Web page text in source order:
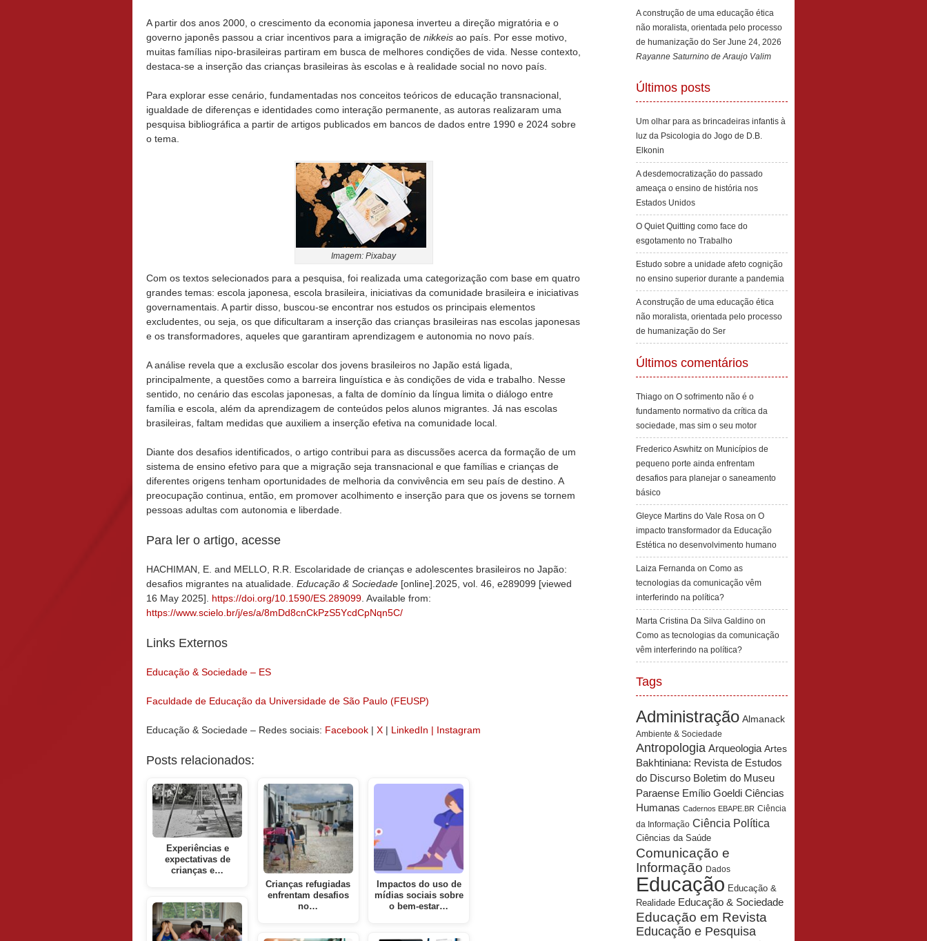
A partir dos anos 2000, o crescimento da economia japonesa inverteu a direção migratória e o
governo japonês passou a criar incentivos para a imigração de nikkeis ao país. Por esse motivo,
muitas famílias nipo-brasileiras partiram em busca de melhores condições de vida. Nesse contexto,
destaca-se a inserção das crianças brasileiras às escolas e à realidade social no novo país.
Para explorar esse cenário, fundamentadas nos conceitos teóricos de educação transnacional,
igualdade de diferenças e identidades como interação permanente, as autoras realizaram uma
pesquisa bibliográfica a partir de artigos publicados em bancos de dados entre 1990 e 2024 sobre
o tema.
Imagem: Pixabay
Com os textos selecionados para a pesquisa, foi realizada uma categorização com base em quatro
grandes temas: escola japonesa, escola brasileira, iniciativas da comunidade brasileira e iniciativas
governamentais. A partir disso, buscou-se encontrar nos estudos os principais elementos
excludentes, ou seja, os que dificultaram a inserção das crianças brasileiras nas escolas japonesas
e os transformadores, aqueles que garantiram aprendizagem e autonomia no novo país.
A análise revela que a exclusão escolar dos jovens brasileiros no Japão está ligada,
principalmente, a questões como a barreira linguística e às condições de vida e trabalho. Nesse
sentido, no cenário das escolas japonesas, a falta de domínio da língua limita o diálogo entre
família e escola, além da aprendizagem de conteúdos pelos alunos migrantes. Já nas escolas
brasileiras, faltam medidas que auxiliem a inserção efetiva na comunidade local.
Diante dos desafios identificados, o artigo contribui para as discussões acerca da formação de um
sistema de ensino efetivo para que a migração seja transnacional e que famílias e crianças de
diferentes origens tenham oportunidades de melhoria da convivência em seu país de destino. A
preocupação continua, então, em promover acolhimento e inserção para que os jovens se tornem
pessoas adultas com autonomia e liberdade.
Para ler o artigo, acesse
HACHIMAN, E. and MELLO, R.R. Escolaridade de crianças e adolescentes brasileiros no Japão:
desafios migrantes na atualidade. Educação & Sociedade [online].2025, vol. 46, e289099 [viewed
16 May 2025]. https://doi.org/10.1590/ES.289099 . Available from:
https://www.scielo.br/j/es/a/8mDd8cnCkPzS5YcdCpNqn5C/
Links Externos
Educação & Sociedade – ES
Faculdade de Educação da Universidade de São Paulo (FEUSP)
Educação & Sociedade – Redes sociais: Facebook | X | LinkedIn | Instagram
Posts relacionados:
Experiências e
expectativas de
crianças e…
Crianças refugiadas
enfrentam desafios
no…
Impactos do uso de
mídias sociais sobre
o bem-estar…
A construção de uma educação ética
não moralista, orientada pelo processo
de humanização do Ser June 24, 2026
Rayanne Saturnino de Araujo Valim
Últimos posts
Um olhar para as brincadeiras infantis à
luz da Psicologia do Jogo de D.B.
Elkonin
A desdemocratização do passado
ameaça o ensino de história nos
Estados Unidos
O Quiet Quitting como face do
esgotamento no Trabalho
Estudo sobre a unidade afeto cognição
no ensino superior durante a pandemia
A construção de uma educação ética
não moralista, orientada pelo processo
de humanização do Ser
Últimos comentários
Thiago on O sofrimento não é o
fundamento normativo da crítica da
sociedade, mas sim o seu motor
Frederico Aswhitz on Municípios de
pequeno porte ainda enfrentam
desafios para planejar o saneamento
básico
Gleyce Martins do Vale Rosa on O
impacto transformador da Educação
Estética no desenvolvimento humano
Laiza Fernanda on Como as
tecnologias da comunicação vêm
interferindo na política?
Marta Cristina Da Silva Galdino on
Como as tecnologias da comunicação
vêm interferindo na política?
Tags
Administração Almanack
Ambiente & Sociedade
Antropologia Arqueologia Artes
Bakhtiniana: Revista de Estudos
do Discurso Boletim do Museu
Paraense Emílio Goeldi Ciências
Humanas Cadernos EBAPE.BR Ciência
da Informação Ciência Política
Ciências da Saúde
Comunicação e
Informação Dados
Educação Educação &
Realidade Educação & Sociedade
Educação em Revista
Educação e Pesquisa